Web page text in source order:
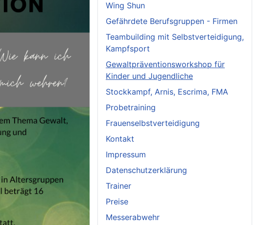
Wing Shun
Gefährdete Berufsgruppen - Firmen
Teambuilding mit Selbstverteidigung,
Kampfsport
Gewaltpräventionsworkshop für
Kinder und Jugendliche
Stockkampf, Arnis, Escrima, FMA
Probetraining
Frauenselbstverteidigung
Kontakt
Impressum
Datenschutzerklärung
Trainer
Preise
Messerabwehr